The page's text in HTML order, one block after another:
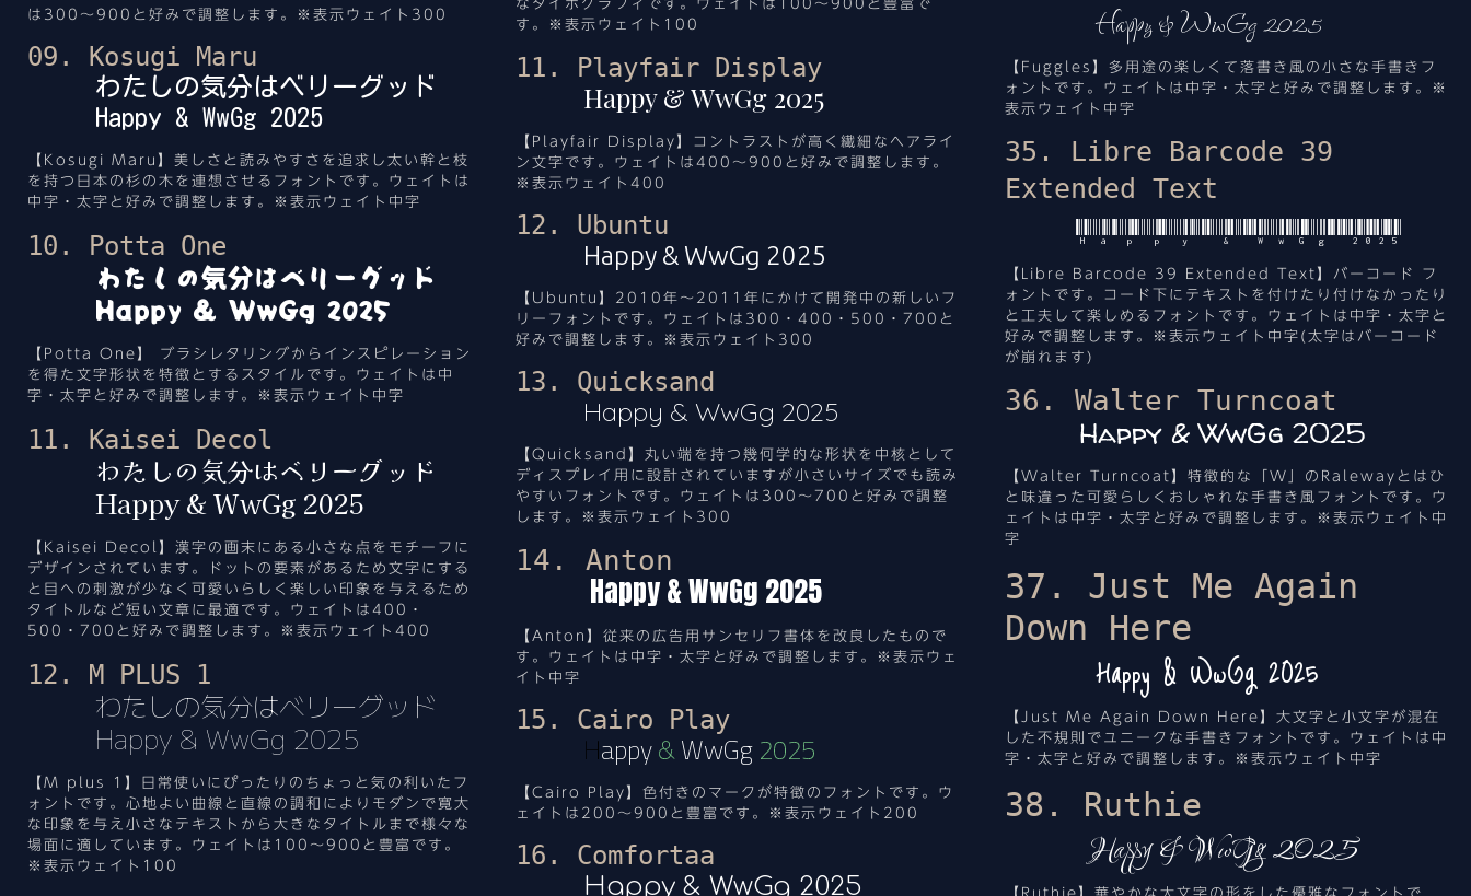
は300～900と好みで調整します。※表示ウェイト300
09. Kosugi Maru
わたしの気分はベリーグッド
Happy & WwGg 2025
【Kosugi Maru】美しさと読みやすさを追求し太い幹と枝
を持つ日本の杉の木を連想させるフォントです。ウェイトは
中字・太字と好みで調整します。※表示ウェイト中字
10. Potta One
わたしの気分はベリーグッド
Happy & WwGg 2025
【Potta One】 ブラシレタリングからインスピレーション
を得た文字形状を特徴とするスタイルです。ウェイトは中
字・太字と好みで調整します。※表示ウェイト中字
11. Kaisei Decol
わたしの気分はベリーグッド
Happy & WwGg 2025
【Kaisei Decol】漢字の画末にある小さな点をモチーフに
デザインされています。ドットの要素があるため文字にする
と目への刺激が少なく可愛いらしく楽しい印象を与えるため
タイトルなど短い文章に最適です。ウェイトは400・
500・700と好みで調整します。※表示ウェイト400
12. M PLUS 1
わたしの気分はベリーグッド
Happy & WwGg 2025
【M plus 1】日常使いにぴったりのちょっと気の利いたフ
ォントです。心地よい曲線と直線の調和によりモダンで寛大
な印象を与え小さなテキストから大きなタイトルまで様々な
場面に適しています。ウェイトは100～900と豊富です。
※表示ウェイト100
なタイポグラフィです。ウェイトは100～900と豊富で
す。※表示ウェイト100
11. Playfair Display
Happy & WwGg 2025
【Playfair Display】コントラストが高く繊細なヘアライ
ン文字です。ウェイトは400～900と好みで調整します。
※表示ウェイト400
12. Ubuntu
Happy & WwGg 2025
【Ubuntu】2010年～2011年にかけて開発中の新しいフ
リーフォントです。ウェイトは300・400・500・700と
好みで調整します。※表示ウェイト300
13. Quicksand
Happy & WwGg 2025
【Quicksand】丸い端を持つ幾何学的な形状を中核として
ディスプレイ用に設計されていますが小さいサイズでも読み
やすいフォントです。ウェイトは300～700と好みで調整
します。※表示ウェイト300
14. Anton
Happy & WwGg 2025
【Anton】従来の広告用サンセリフ書体を改良したもので
す。ウェイトは中字・太字と好みで調整します。※表示ウェ
イト中字
15. Cairo Play
Happy & WwGg 2025
【Cairo Play】色付きのマークが特徴のフォントです。ウ
ェイトは200～900と豊富です。※表示ウェイト200
16. Comfortaa
Happy & WwGg 2025
Happy & WwGg 2025
【Fuggles】多用途の楽しくて落書き風の小さな手書きフ
ォントです。ウェイトは中字・太字と好みで調整します。※
表示ウェイト中字
35. Libre Barcode 39
Extended Text
Happy & WwGg 2025
【Libre Barcode 39 Extended Text】バーコード フ
ォントです。コード下にテキストを付けたり付けなかったり
と工夫して楽しめるフォントです。ウェイトは中字・太字と
好みで調整します。※表示ウェイト中字(太字はバーコード
が崩れます)
36. Walter Turncoat
Happy & WwGg 2025
【Walter Turncoat】特徴的な「W」のRalewayとはひ
と味違った可愛らしくおしゃれな手書き風フォントです。ウ
ェイトは中字・太字と好みで調整します。※表示ウェイト中
字
37. Just Me Again
Down Here
Happy & WwGg 2025
【Just Me Again Down Here】大文字と小文字が混在
した不規則でユニークな手書きフォントです。ウェイトは中
字・太字と好みで調整します。※表示ウェイト中字
38. Ruthie
Happy & WwGg 2025